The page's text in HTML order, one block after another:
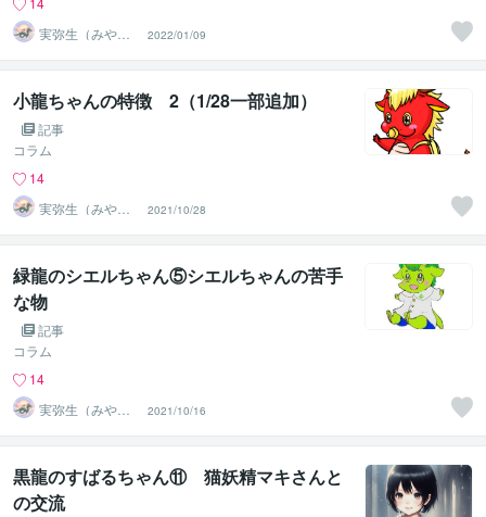
実弥生（みや
の）
2022/01/09
小龍ちゃんの特徴 2（1/28一部追加）
記事
コラム
14
実弥生（みや
の）
2021/10/28
緑龍のシエルちゃん⑤シエルちゃんの苦手
な物
記事
コラム
14
実弥生（みや
の）
2021/10/16
黒龍のすばるちゃん⑪ 猫妖精マキさんと
の交流